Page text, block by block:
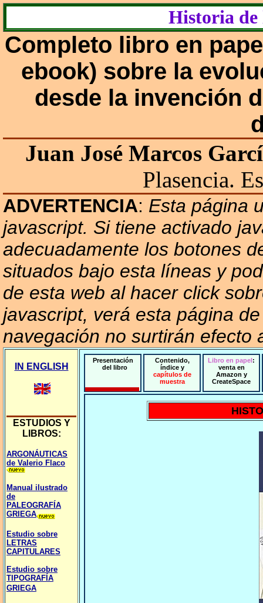
Historia
Completo libro en
ebook) sobre la
desde la invención
Juan José Marcos
Plasencia.
ADVERTENCIA: Esta página
javascript. Si tiene activado
adecuadamente los botones
situados bajo esta líneas y
de esta web al hacer click
javascript, verá esta página
navegación no surtirán efecto
IN ENGLISH
ESTUDIOS Y
LIBROS:
ARGONÁUTICAS
de Valerio Flaco
Manual ilustrado
de
PALEOGRAFÍA
GRIEGA
Estudio sobre
LETRAS
CAPITULARES
Estudio sobre
TIPOGRAFÍA
GRIEGA
Presentación
del libro
Contenido,
índice y
capítulos de
muestra
Libro en papel:
venta en
Amazon y
CreateSpace